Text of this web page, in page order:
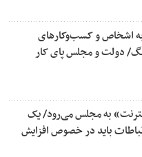
اشخاص و کسب‌وکارهای
دولت و مجلس پای کار
به مجلس می‌رود/ یک
باید در خصوص افزایش